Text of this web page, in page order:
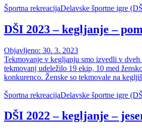
Športna rekreacijaDelavske športne igre
DŠI 2023 – kegljanje –
Objavljeno: 30. 3. 2023
Tekmovanje v kegljanju smo izvedli v dveh
tekmovanj udeležilo 19 ekip, 10 med
konkurenco. Ženske so tekmovale na
Športna rekreacijaDelavske športne igre
DŠI 2022 – kegljanje –